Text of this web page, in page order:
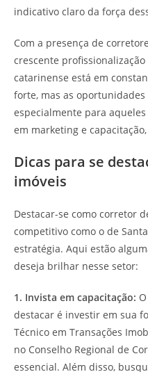
indicativo claro da força
Com a presença de
crescente
catarinense está em
forte, mas as oportunidades
especialmente para
em marketing e
Dicas para se
imóveis
Destacar-se como corretor
competitivo como o de
estratégia. Aqui estão
deseja brilhar nesse setor:
1. Invista em capacitação:
destacar é investir em sua
Técnico em Transações
no Conselho Regional de
essencial. Além disso,